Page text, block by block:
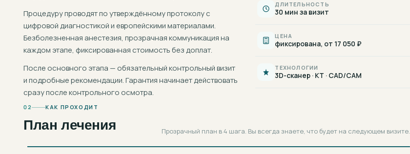
Процедуру проводят по утверждённому протоколу с
цифровой диагностикой и европейскими материалами.
Безболезненная анестезия, прозрачная коммуникация на
каждом этапе, фиксированная стоимость без доплат.
После основного этапа — обязательный контрольный визит
и подробные рекомендации. Гарантия начинает действовать
сразу после контрольного осмотра.
ДЛИТЕЛЬНОСТЬ
30 мин за визит
ЦЕНА
фиксирована, от 17 050 ₽
ТЕХНОЛОГИИ
3D-сканер · КТ · CAD/CAM
02 КАК ПРОХОДИТ
План лечения Прозрачный план в 4 шага. Вы всегда знаете, что будет на следующем визите.